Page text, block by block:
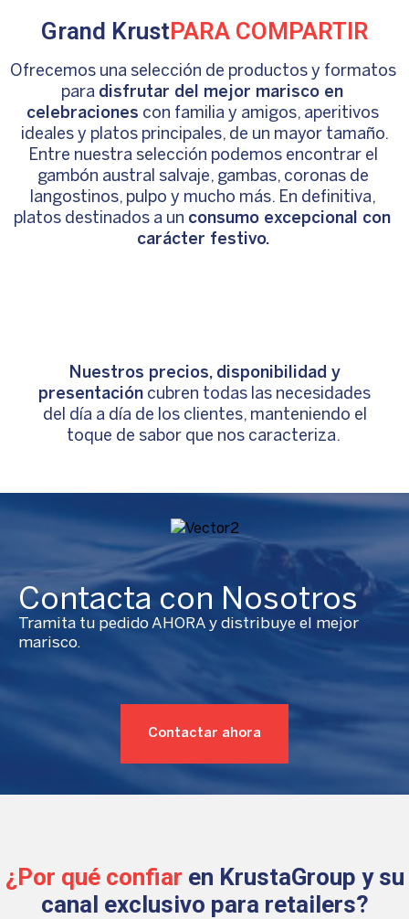
Grand KrustPARA COMPARTIR
Ofrecemos una selección de productos y formatos
para disfrutar del mejor marisco en
celebraciones con familia y amigos, aperitivos
ideales y platos principales, de un mayor tamaño.
Entre nuestra selección podemos encontrar el
gambón austral salvaje, gambas, coronas de
langostinos, pulpo y mucho más. En definitiva,
platos destinados a un consumo excepcional con
carácter festivo.
Nuestros precios, disponibilidad y
presentación cubren todas las necesidades
del día a día de los clientes, manteniendo el
toque de sabor que nos caracteriza.
Contacta con Nosotros
Tramita tu pedido AHORA y distribuye el mejor
marisco.
Contactar ahora
¿Por qué confiar en KrustaGroup y su
canal exclusivo para retailers?